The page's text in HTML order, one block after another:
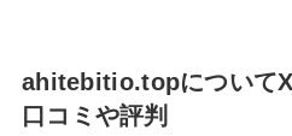
ahitebitio.topについて
口コミや評判